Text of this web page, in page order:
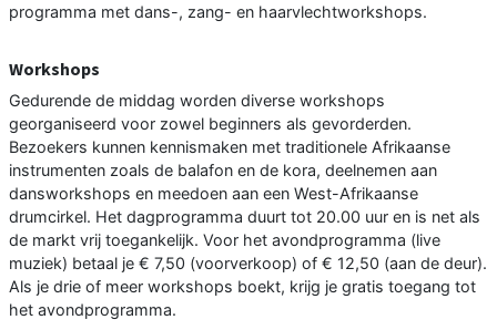
programma met dans-, zang- en haarvlechtworkshops.
Workshops
Gedurende de middag worden diverse workshops
georganiseerd voor zowel beginners als gevorderden.
Bezoekers kunnen kennismaken met traditionele Afrikaanse
instrumenten zoals de balafon en de kora, deelnemen aan
dansworkshops en meedoen aan een West-Afrikaanse
drumcirkel. Het dagprogramma duurt tot 20.00 uur en is net als
de markt vrij toegankelijk. Voor het avondprogramma (live
muziek) betaal je € 7,50 (voorverkoop) of € 12,50 (aan de deur).
Als je drie of meer workshops boekt, krijg je gratis toegang tot
het avondprogramma.